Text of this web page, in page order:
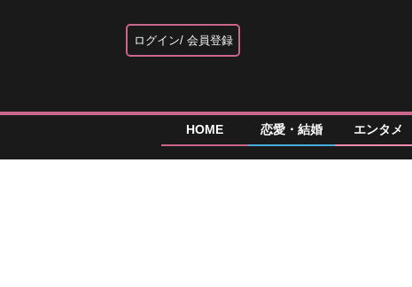
ログイン 会員登録
HOME 恋愛・結婚 エンタメ